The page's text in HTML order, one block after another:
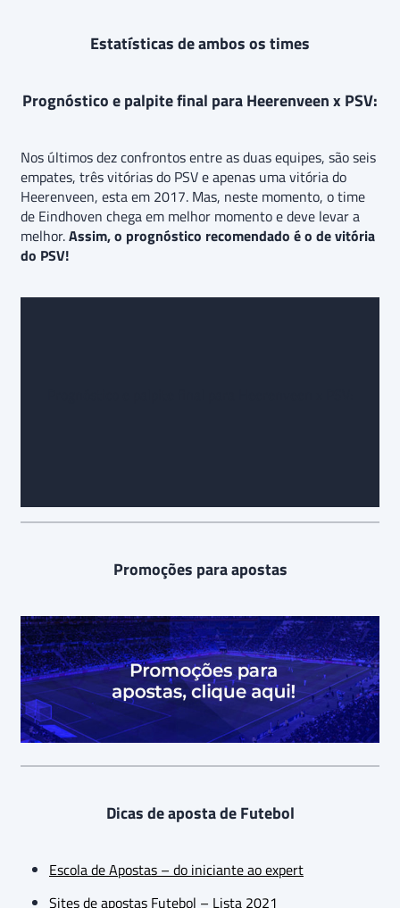
Estatísticas de ambos os times
Prognóstico e palpite final para Heerenveen x PSV:
Nos últimos dez confrontos entre as duas equipes, são seis
empates, três vitórias do PSV e apenas uma vitória do
Heerenveen, esta em 2017. Mas, neste momento, o time
de Eindhoven chega em melhor momento e deve levar a
melhor.Assim, o prognóstico recomendado é o de vitória
do PSV!
Promoções para apostas
Dicas de aposta de Futebol
Escola de Apostas – do iniciante ao expert
Sites de apostas Futebol – Lista 2021